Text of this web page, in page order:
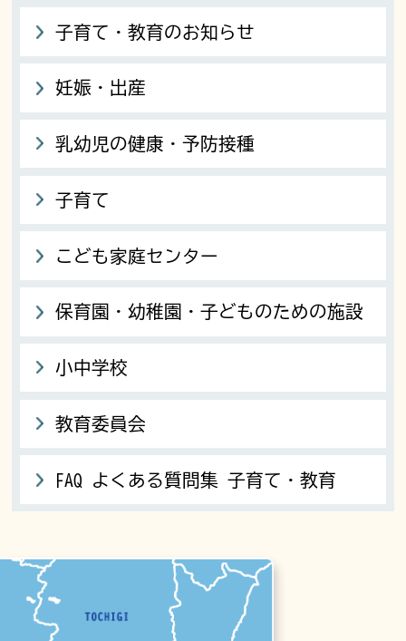
子育て・教育のお知らせ
妊娠・出産
乳幼児の健康・予防接種
子育て
こども家庭センター
保育園・幼稚園・子どものための施設
小中学校
教育委員会
FAQ よくある質問集 子育て・教育